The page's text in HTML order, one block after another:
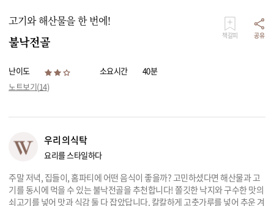
고기와 해산물을 한 번에!
불낙전골 책갈피 공유
난이도 소요시간
40분
노트보기(14)
우리의식탁
요리를 스타일하다
주말 저녁, 집들이, 홈파티에 어떤 음식이 좋을까? 고민하셨다면 해산물과 고
기를 동시에 먹을 수 있는 불낙전골을 추천합니다! 쫄깃한 낙지와 구수한 맛의
쇠고기를 넣어 맛과 식감 둘 다 잡았답니다. 칼칼하게 고춧가루를 넣어 추운 겨